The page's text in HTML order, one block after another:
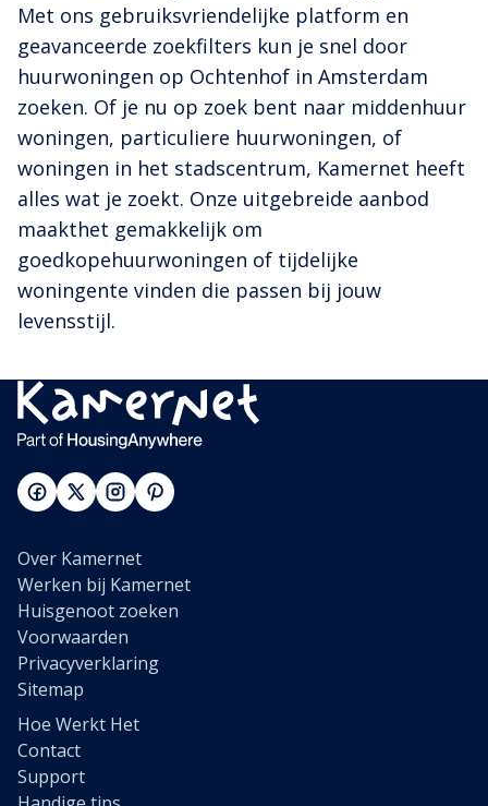
Met ons gebruiksvriendelijke platform en
geavanceerde zoekfilters kun je snel door
huurwoningen op Ochtenhof in Amsterdam
zoeken. Of je nu op zoek bent naar middenhuur
woningen, particuliere huurwoningen, of
woningen in het stadscentrum, Kamernet heeft
alles wat je zoekt. Onze uitgebreide aanbod
maakthet gemakkelijk om
goedkopehuurwoningen of tijdelijke
woningente vinden die passen bij jouw
levensstijl.
Over Kamernet
Werken bij Kamernet
Huisgenoot zoeken
Voorwaarden
Privacyverklaring
Sitemap
Hoe Werkt Het
Contact
Support